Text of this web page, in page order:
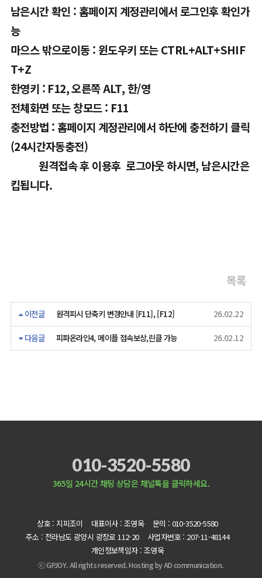
남은시간 확인 : 홈페이지 계정관리에서 로그인후 확인가
능
마으스 밖으로이동 : 윈도우키 또는 CTRL+ALT+SHIF
T+Z
한영키 : F12, 오른쪽 ALT, 한/영
전체화면 또는 창모드 : F11
충전방법 : 홈페이지 계정관리에서 하단에 충전하기 클릭
(24시간자동충전)
원격접속 후 이용후 로그아웃 하시면, 남은시간은
킵됩니다.
목록
이전글 원격피시 단축키 변경안내 [F11], [F12] 26.02.22
다음글 피파온라인4, 메이플 접속보상,린클 가능 26.02.12
010-3520-5580
365일 24시간 채팅 상담은 채널톡을 클릭하세요.
상호 : 지피조이 대표이사 : 조영욱
문의 : 010-3520-5580
주소 : 전라남도 광양시 광장로 112-20
사업자번호 : 207-11-48144
개인정보책임자 : 조영욱
ⓒ GPJOY. All rights reserved. Hosting byAD communication.